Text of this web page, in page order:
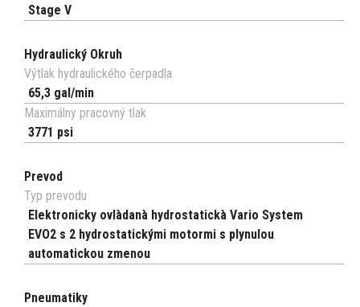
Stage V
Hydraulický Okruh
Výtlak hydraulického čerpadla
65,3 gal/min
Maximálny pracovný tlak
3771 psi
Prevod
Typ prevodu
Elektronicky ovlàdanà hydrostatickà Vario System
EVO2 s 2 hydrostatickými motormi s plynulou
automatickou zmenou
Pneumatiky